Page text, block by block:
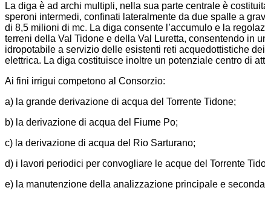
La diga è ad archi multipli, nella sua parte centrale è
speroni intermedi, confinati lateralmente da due spalle a
di 8,5 milioni di mc. La diga consente l’accumulo e la
terreni della Val Tidone e della Val Luretta, consentendo in
idropotabile a servizio delle esistenti reti acquedottistiche
elettrica. La diga costituisce inoltre un potenziale centro di
Ai fini irrigui competono al Consorzio:
a) la grande derivazione di acqua del Torrente Tidone;
b) la derivazione di acqua del Fiume Po;
c) la derivazione di acqua del Rio Sarturano;
d) i lavori periodici per convogliare le acque del Torrente
e) la manutenzione della analizzazione principale e